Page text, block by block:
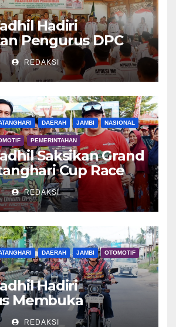
Hadiri
Pengurus DPC
REDAKSI
DAERAH JAMBI NASIONAL
PEMERINTAHAN
Saksikan Grand
Cup Race
REDAKSI
DAERAH JAMBI OTOMOTIF
Hadiri
Membuka
Batanghari King
REDAKSI